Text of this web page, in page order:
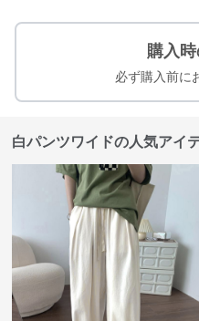
購入
必ず購入前に
白パンツワイドの人気アイ